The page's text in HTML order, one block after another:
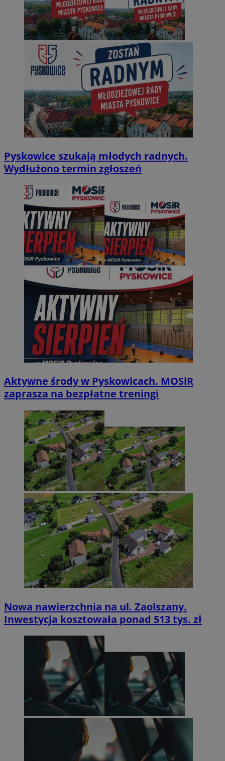
Pyskowice szukają młodych radnych.
Wydłużono termin zgłoszeń
Aktywne środy w Pyskowicach. MOSiR
zaprasza na bezpłatne treningi
Nowa nawierzchnia na ul. Zaolszany.
Inwestycja kosztowała ponad 513 tys. zł